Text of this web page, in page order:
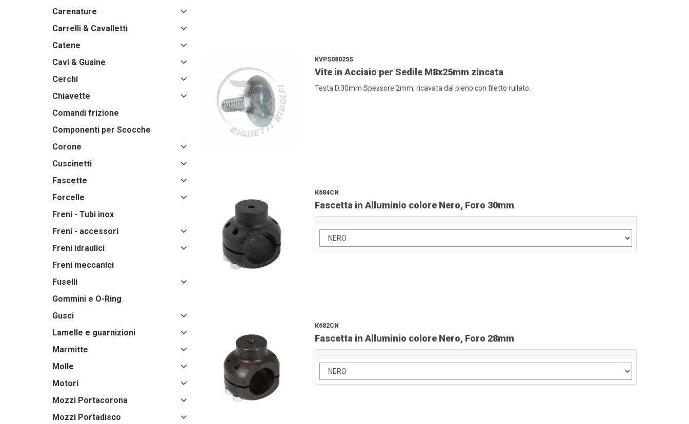
Carenature
Carrelli & Cavalletti
Catene
Cavi & Guaine
Cerchi
Chiavette
Comandi frizione
Componenti per Scocche
Corone
Cuscinetti
Fascette
Forcelle
Freni - Tubi inox
Freni - accessori
Freni idraulici
Freni meccanici
Fuselli
Gommini e O-Ring
Gusci
Lamelle e guarnizioni
Marmitte
Molle
Motori
Mozzi Portacorona
Mozzi Portadisco
KVPS08025S
Vite in Acciaio per Sedile M8x25mm zincata
Testa D.30mm Spessore 2mm, ricavata dal pieno con filetto rullato.
K684CN
Fascetta in Alluminio colore Nero, Foro 30mm
K682CN
Fascetta in Alluminio colore Nero, Foro 28mm